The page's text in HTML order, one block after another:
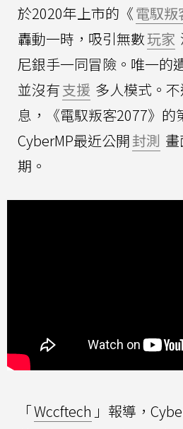
於2020年上市的《電馭叛
轟動一時，吸引無數玩家
尼銀手一同冒險。唯一的
並沒有支援 多人模式。
息，《電馭叛客2077》的
CyberMP最近公開封測
期。
「Wccftech 」報導，